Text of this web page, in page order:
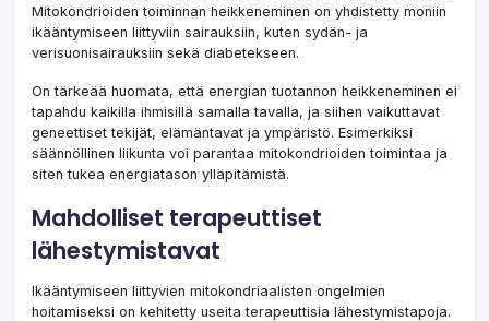
Mitokondrioiden toiminnan heikkeneminen on yhdistetty moniin
ikääntymiseen liittyviin sairauksiin, kuten sydän- ja
verisuonisairauksiin sekä diabetekseen.
On tärkeää huomata, että energian tuotannon heikkeneminen ei
tapahdu kaikilla ihmisillä samalla tavalla, ja siihen vaikuttavat
geneettiset tekijät, elämäntavat ja ympäristö. Esimerkiksi
säännöllinen liikunta voi parantaa mitokondrioiden toimintaa ja
siten tukea energiatason ylläpitämistä.
Mahdolliset terapeuttiset
lähestymistavat
Ikääntymiseen liittyvien mitokondriaalisten ongelmien
hoitamiseksi on kehitetty useita terapeuttisia lähestymistapoja.